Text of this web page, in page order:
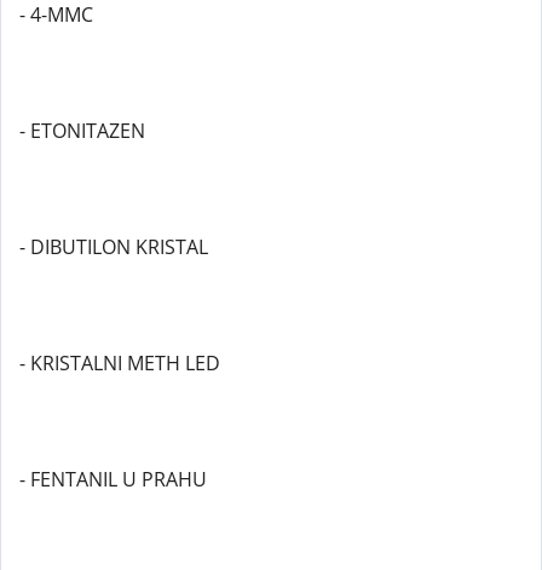
- 4-MMC
- ETONITAZEN
- DIBUTILON KRISTAL
- KRISTALNI METH LED
- FENTANIL U PRAHU